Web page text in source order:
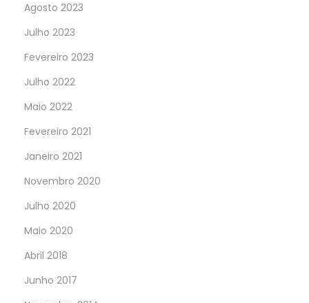
Agosto 2023
Julho 2023
Fevereiro 2023
Julho 2022
Maio 2022
Fevereiro 2021
Janeiro 2021
Novembro 2020
Julho 2020
Maio 2020
Abril 2018
Junho 2017